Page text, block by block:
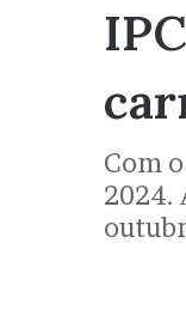
Com
2024.